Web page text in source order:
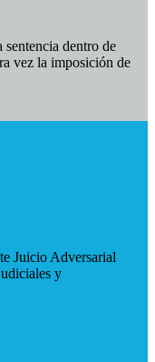
dentro de
vez la imposición de
Juicio Adversarial
y